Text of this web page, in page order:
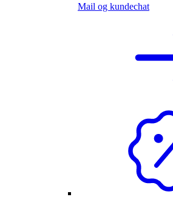
Mail og kundechat